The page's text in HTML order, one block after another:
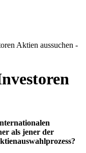
Aktien aussuchen -
als jener der